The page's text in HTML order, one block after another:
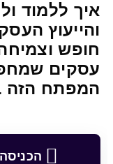
איך ללמוד
והייעוץ
חופש
עסקים
המפתח הזה